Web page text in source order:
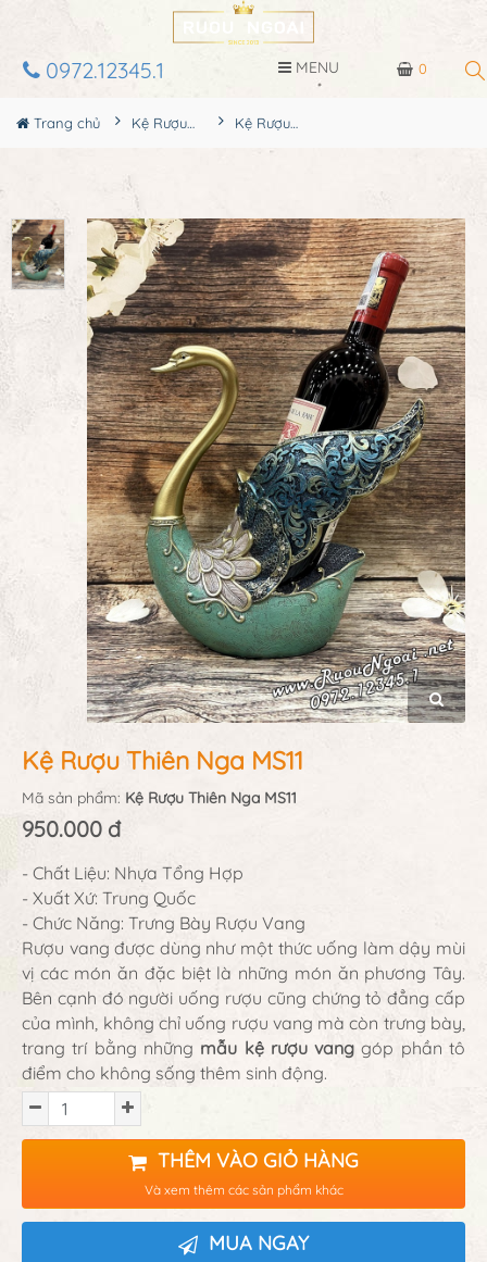
0
0972.12345.1 MENU
Trang chủ Kệ Rượu Siêu Đẹp Kệ Rượu Thiên Nga MS11
Kệ Rượu Thiên Nga MS11
Mã sản phẩm: Kệ Rượu Thiên Nga MS11
950.000 đ
- Chất Liệu: Nhựa Tổng Hợp
- Xuất Xứ: Trung Quốc
- Chức Năng: Trưng Bày Rượu Vang
Rượu vang được dùng như một thức uống làm dậy mùi
vị các món ăn đặc biệt là những món ăn phương Tây.
Bên cạnh đó người uống rượu cũng chứng tỏ đẳng cấp
của mình, không chỉ uống rượu vang mà còn trưng bày,
trang trí bằng những mẫu kệ rượu vang góp phần tô
điểm cho không sống thêm sinh động.
THÊM VÀO GIỎ HÀNG
Và xem thêm các sản phẩm khác
MUA NGAY